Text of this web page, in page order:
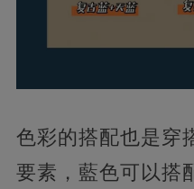
色彩的搭配也是穿
要素，藍色可以搭